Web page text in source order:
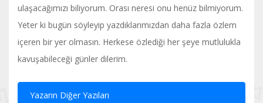
ulaşacağımızı biliyorum. Orası neresi onu henüz bilmiyorum.
Yeter ki bugün söyleyip yazdıklarımızdan daha fazla özlem
içeren bir yer olmasın. Herkese özlediği her şeye mutlulukla
kavuşabileceği günler dilerim.
Yazarın Diğer Yazıları